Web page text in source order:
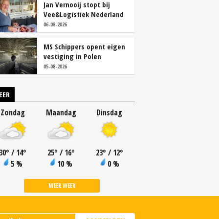
Jan Vernooij stopt bij
Vee&Logistiek Nederland
06-08-2026
MS Schippers opent eigen
vestiging in Polen
05-08-2026
Zondag
° / 14°
5 %
Maandag
25° / 16°
10 %
Dinsdag
23° / 12°
0 %
MEER WEER